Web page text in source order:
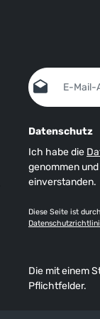
E-Mail-Adresse*
Datenschutz
Ich habe die
genommen
einverstanden.
Diese Seite ist
Die mit einem
Pflichtfelder.